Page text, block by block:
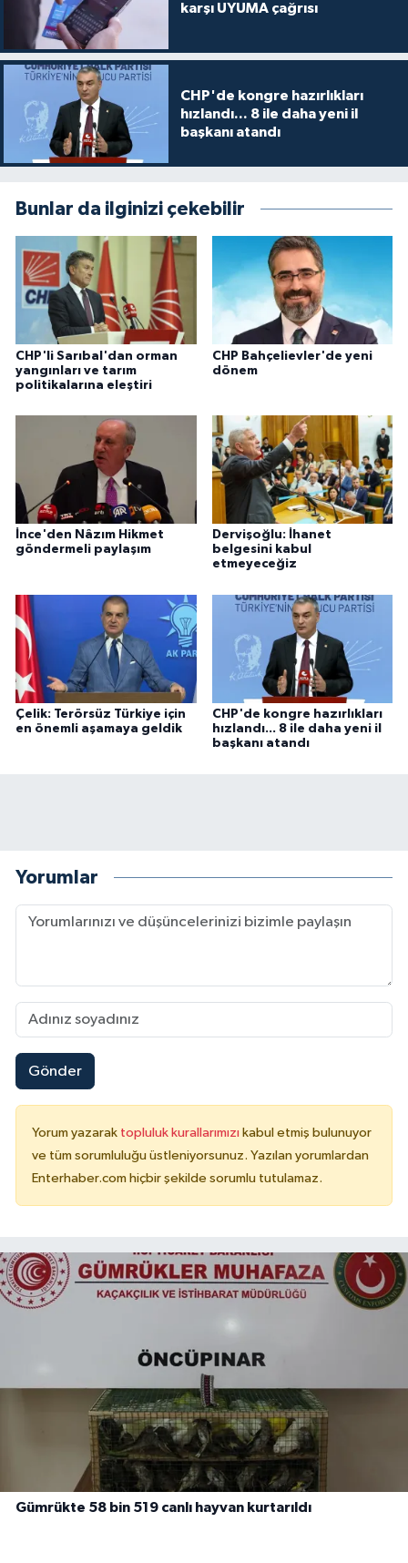
karşı UYUMA çağrısı
CHP'de kongre hazırlıkları
hızlandı... 8 ile daha yeni il
başkanı atandı
Bunlar da ilginizi çekebilir
CHP'li Sarıbal'dan orman
yangınları ve tarım
politikalarına eleştiri
CHP Bahçelievler'de yeni
dönem
İnce'den Nâzım Hikmet
göndermeli paylaşım
Dervişoğlu: İhanet
belgesini kabul
etmeyeceğiz
Çelik: Terörsüz Türkiye için
en önemli aşamaya geldik
CHP'de kongre hazırlıkları
hızlandı... 8 ile daha yeni il
başkanı atandı
Yorumlar
Gönder
Yorum yazarak topluluk kurallarımızı kabul etmiş bulunuyor
ve tüm sorumluluğu üstleniyorsunuz. Yazılan yorumlardan
Enterhaber.com hiçbir şekilde sorumlu tutulamaz.
Gümrükte 58 bin 519 canlı hayvan kurtarıldı